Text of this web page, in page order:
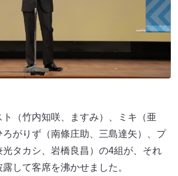
（竹内知咲、ますみ）、ミキ（亜
がりず（南條庄助、三島達矢）、プ
タカシ、岩橋良昌）の4組が、それ
して客席を沸かせました。